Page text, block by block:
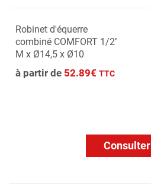
Robinet d'équerre
combiné COMFORT 1/2''
M x Ø14,5 x Ø10
à partir de 52.89€ TTC
Consulter